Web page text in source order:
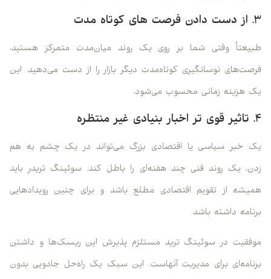
۳. از دست دادن فرصت ‌های کوتاه‌ مدت
طبیعتاً وقتی شما بر روی یک روند میان‌مدت متمرکز هستید،
فرصت‌های نوسانگیری کوتاه‌مدت دیگر بازار را از دست می‌دهید. این
یک هزینه زمانی محسوب می‌شود.
۴. تاثیر قوی ‌تر اخبار بنیادی غیر منتظره
یک خبر سیاسی یا اقتصادی بزرگ می‌تواند در یک چشم به هم
زدن، یک روند فنی چند هفته‌ای را باطل کند. سوئینگ تریدر باید
همیشه از تقویم اقتصادی مطلع باشد و برای چنین رویدادهایی
برنامه داشته باشد.
موفقیت در سوئینگ ترید مستلزم پذیرش این ریسک‌ها و داشتن
برنامه‌ای برای مدیریت آنهاست. این سبک یک راه‌حل جادویی بدون